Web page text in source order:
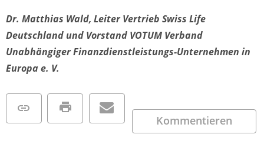
Dr. Matthias Wald, Leiter Vertrieb Swiss Life
Deutschland und Vorstand VOTUM Verband
Unabhängiger Finanzdienstleistungs-Unternehmen in
Europa e. V.
Kommentieren